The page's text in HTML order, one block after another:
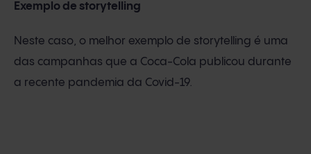
Exemplo de storytelling
Neste caso, o melhor exemplo de storytelling é uma
das campanhas que a Coca-Cola publicou durante
a recente pandemia da Covid-19.